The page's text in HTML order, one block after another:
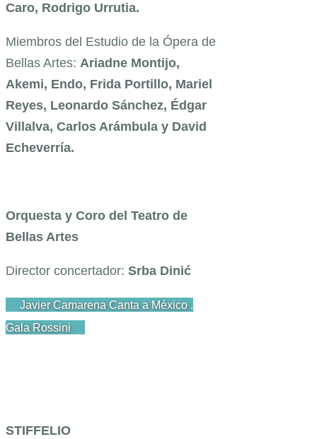
Caro, Rodrigo Urrutia.
Miembros del Estudio de la Ópera de
Bellas Artes: Ariadne Montijo,
Akemi, Endo, Frida Portillo, Mariel
Reyes, Leonardo Sánchez, Édgar
Villalva, Carlos Arámbula y David
Echeverría.
Orquesta y Coro del Teatro de
Bellas Artes
Director concertador: Srba Dinić
Javier Camarena Canta a México .
Gala Rossini
STIFFELIO